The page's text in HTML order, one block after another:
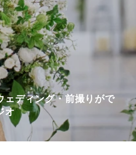
ェディング・前撮りがで
オ